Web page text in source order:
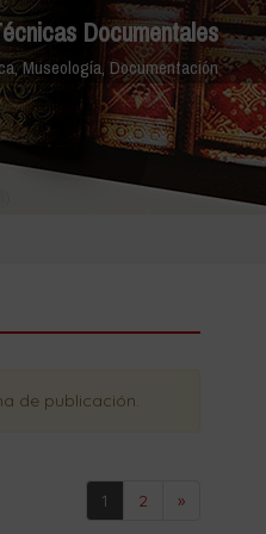
Documentales
Museología, Documentación
de publicación.
1
2 »